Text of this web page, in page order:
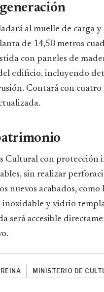
al muelle de carga
de 14,50 metros
con paneles de
edificio, incluyendo
Contará con
Cultural con protección
sin realizar
nuevos acabados,
inoxidable y vidrio
será accesible
MINISTERIO DE